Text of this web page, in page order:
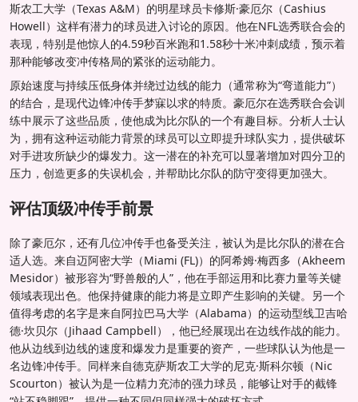
斯农工大学（Texas A&M）的明星球员卡修斯·豪厄尔（Cashius
Howell）这样有潜力的球员进入讨论的原因。他在NFL选秀联合会的
表现，特别是他惊人的4.59秒百米跑和1.58秒十米冲刺成绩，预示着
那种能够改变冲传格局的紧张的运动能力。
原始速度与持续压低身体并绕过边线的能力（通常称为“弯道能力”）
的结合，是现代边锋冲传手梦寐以求的特质。豪厄尔在选秀联合会训
练中展示了这些品质，使他成为比尔队的一个有趣目标。分析人士认
为，拥有这种运动能力背景的球员可以立即提升球队实力，提供破坏
对手进攻所缺少的爆发力。这一潜在的补充可以显著增加对四分卫的
压力，创造更多的失误机会，并帮助比尔队的防守变得更加强大。
评估顶级冲传手前景
除了豪厄尔，还有几位冲传手也备受关注，被认为是比尔队的潜在合
适人选。来自迈阿密大学（Miami (FL)）的阿希姆·梅西多（Akheem
Mesidor）被形容为“野兽般的人”，他在手部运用和比赛力量等关键
领域表现出色。他保持健康的能力将是立即产生影响的关键。另一个
值得考虑的名字是来自阿拉巴马大学（Alabama）的运动型线卫吉哈
德·坎贝尔（Jihaad Campbell），他已经展现出在边线作战的能力。
他从边线到边线的速度和爆发力是重要的资产，一些球队认为他是一
名边锋冲传手。同样来自德克萨斯农工大学的尼克·斯科尔顿（Nic
Scourton）被认为是一位精力充沛的强力球员，能够让对手的截锋